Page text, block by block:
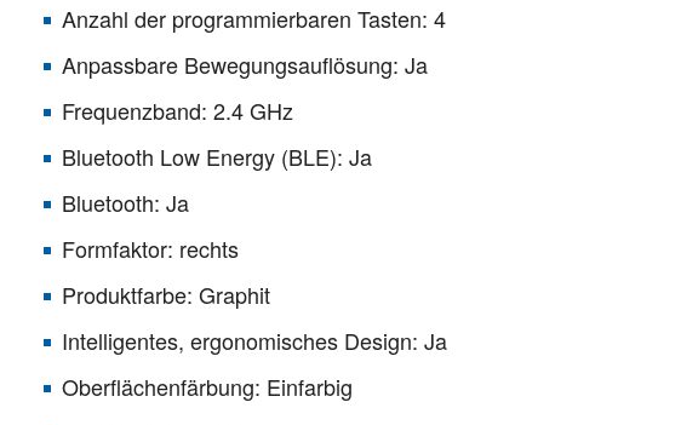
Anzahl der programmierbaren Tasten: 4
Anpassbare Bewegungsauflösung: Ja
Frequenzband: 2.4 GHz
Bluetooth Low Energy (BLE): Ja
Bluetooth: Ja
Formfaktor: rechts
Produktfarbe: Graphit
Intelligentes, ergonomisches Design: Ja
Oberflächenfärbung: Einfarbig